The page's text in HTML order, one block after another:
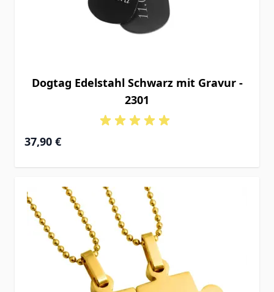
Dogtag Edelstahl Schwarz mit Gravur -
2301
37,90 €